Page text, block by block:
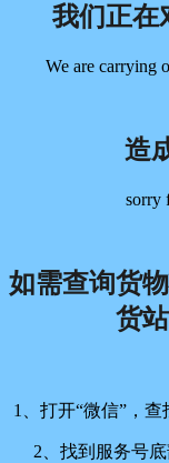
我们正在
We are carrying
造
sorry
如需查询货
货
1、打开“微信”，查
2、找到服务号